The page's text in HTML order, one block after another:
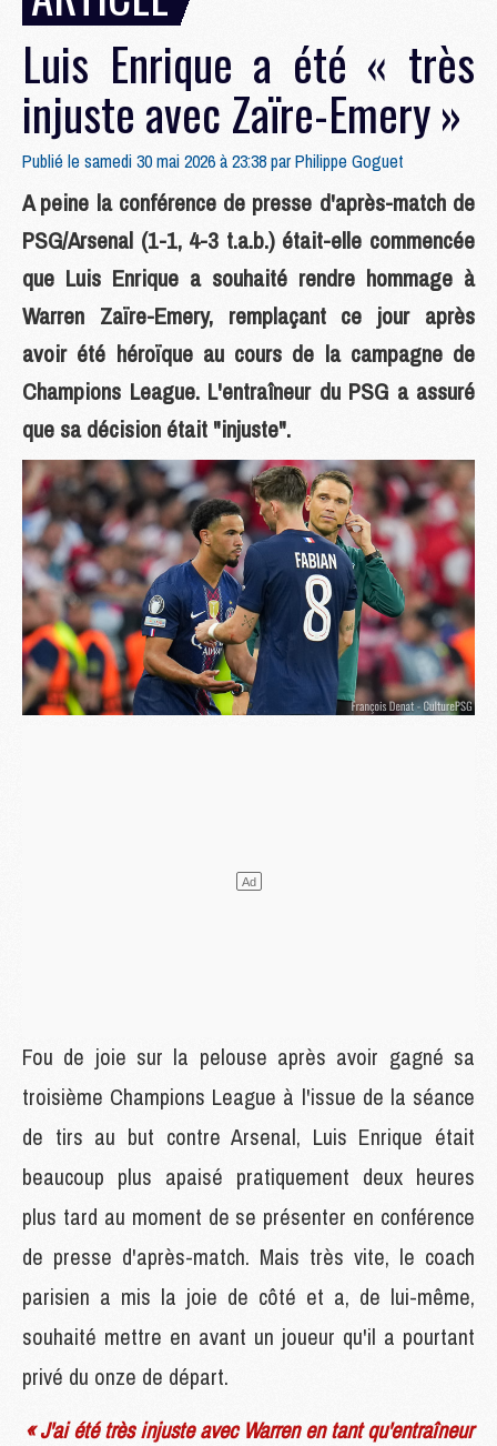
Luis Enrique a été « très
injuste avec Zaïre-Emery »
Publié le samedi 30 mai 2026 à 23:38 parPhilippe Goguet
A peine la conférence de presse d'après-match de
PSG/Arsenal (1-1, 4-3 t.a.b.) était-elle commencée
que Luis Enrique a souhaité rendre hommage à
Warren Zaïre-Emery, remplaçant ce jour après
avoir été héroïque au cours de la campagne de
Champions League. L'entraîneur du PSG a assuré
que sa décision était "injuste".
Fou de joie sur la pelouse après avoir gagné sa
troisième Champions League à l'issue de la séance
de tirs au but contre Arsenal, Luis Enrique était
beaucoup plus apaisé pratiquement deux heures
plus tard au moment de se présenter en conférence
de presse d'après-match. Mais très vite, le coach
parisien a mis la joie de côté et a, de lui-même,
souhaité mettre en avant un joueur qu'il a pourtant
privé du onze de départ.
« J'ai été très injuste avec Warren en tant qu'entraîneur